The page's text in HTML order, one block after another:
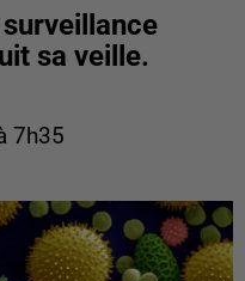
sa veille.
7h35